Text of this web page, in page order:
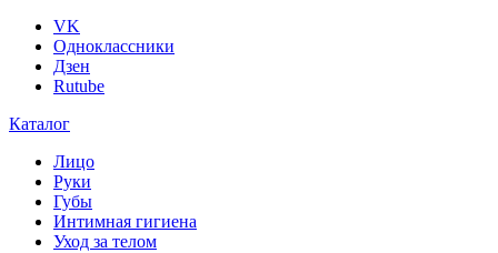
VK
Одноклассники
Дзен
Rutube
Каталог
Лицо
Руки
Губы
Интимная гигиена
Уход за телом